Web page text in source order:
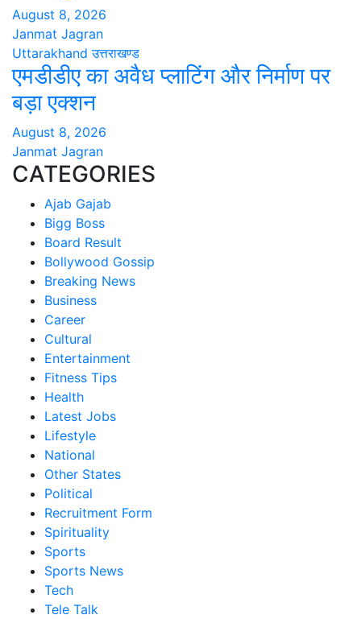
August 8, 2026
Janmat Jagran
Uttarakhand उत्तराखण्ड
एमडीडीए का अवैध प्लाटिंग और निर्माण पर
बड़ा एक्शन
August 8, 2026
Janmat Jagran
CATEGORIES
Ajab Gajab
Bigg Boss
Board Result
Bollywood Gossip
Breaking News
Business
Career
Cultural
Entertainment
Fitness Tips
Health
Latest Jobs
Lifestyle
National
Other States
Political
Recruitment Form
Spirituality
Sports
Sports News
Tech
Tele Talk